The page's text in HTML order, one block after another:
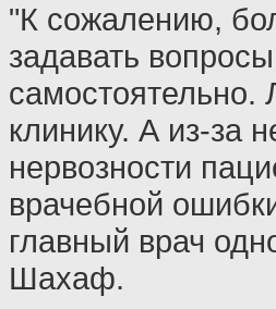
"К сожалению,
задавать
самостоятельно.
клинику. А из-за
нервозности
врачебной
главный врач
Шахаф.